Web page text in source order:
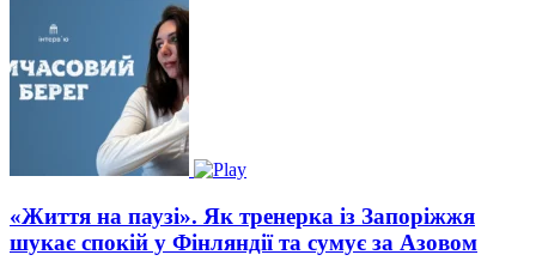
«Життя на паузі». Як тренерка із Запоріжжя
шукає спокій у Фінляндії та сумує за Азовом